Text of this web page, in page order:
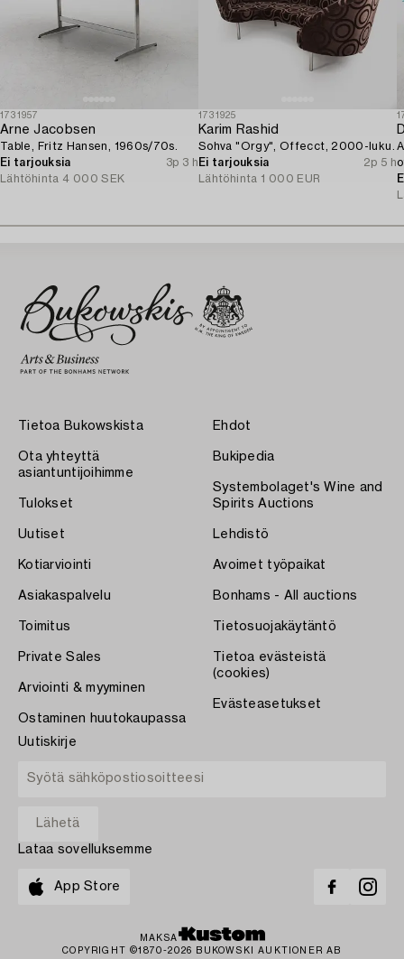
1731957
Arne Jacobsen
Table, Fritz Hansen, 1960s/70s.
Ei tarjouksia
3p 3 h
Lähtöhinta 4 000 SEK
1731925
Karim Rashid
Sohva "Orgy", Offecct, 2000-luku.
Ei tarjouksia
2p 5 h
Lähtöhinta 1 000 EUR
Tietoa Bukowskista
Ota yhteyttä
asiantuntijoihimme
Tulokset
Uutiset
Kotiarviointi
Asiakaspalvelu
Toimitus
Private Sales
Arviointi & myyminen
Ostaminen huutokaupassa
Ehdot
Bukipedia
Systembolaget's Wine and
Spirits Auctions
Lehdistö
Avoimet työpaikat
Bonhams - All auctions
Tietosuojakäytäntö
Tietoa evästeistä
(cookies)
Evästeasetukset
Uutiskirje
Lataa sovelluksemme
App Store
MAKSA
COPYRIGHT ©1870-2026 BUKOWSKI AUKTIONER AB